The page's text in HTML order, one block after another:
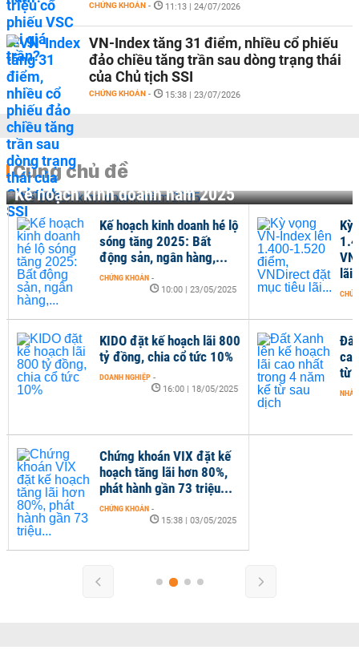
CHỨNG KHOÁN - 11:13 | 24/07/2026
VN-Index tăng 31 điểm, nhiều cổ phiếu
đảo chiều tăng trần sau dòng trạng thái
của Chủ tịch SSI
CHỨNG KHOÁN - 15:38 | 23/07/2026
Cùng chủ đề
Kế hoạch kinh doanh năm 2025
Kế hoạch kinh doanh hé lộ
sóng tăng 2025: Bất
động sản, ngân hàng,...
CHỨNG KHOÁN
10:00 | 23/05/2025
KIDO đặt kế hoạch lãi 800
tỷ đồng, chia cổ tức 10%
DOANH NGHIỆP
16:00 | 18/05/2025
Kỳ
từ
NHÀ
Chứng khoán VIX đặt kế
hoạch tăng lãi hơn 80%,
phát hành gần 73 triệu...
CHỨNG KHOÁN
15:38 | 03/05/2025